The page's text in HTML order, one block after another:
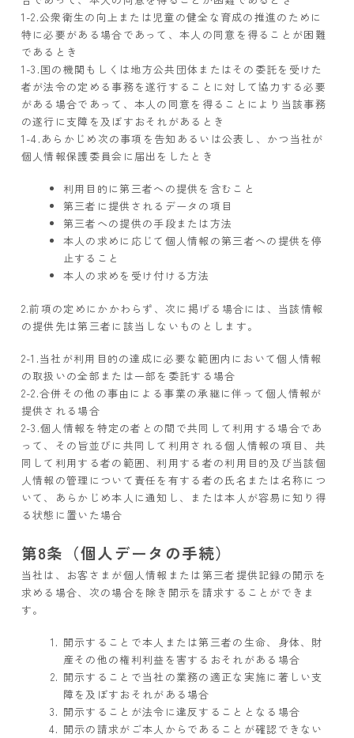
1-2.公衆衛生の向上または児童の健全な育成の推進のために
特に必要がある場合であって、本人の同意を得ることが困難
であるとき
1-3.国の機関もしくは地方公共団体またはその委託を受けた
者が法令の定める事務を遂行することに対して協力する必要
がある場合であって、本人の同意を得ることにより当該事務
の遂行に支障を及ぼすおそれがあるとき
1-4.あらかじめ次の事項を告知あるいは公表し、かつ当社が
個人情報保護委員会に届出をしたとき
利用目的に第三者への提供を含むこと
第三者に提供されるデータの項目
第三者への提供の手段または方法
本人の求めに応じて個人情報の第三者への提供を停
止すること
本人の求めを受け付ける方法
2.前項の定めにかかわらず、次に掲げる場合には、当該情報
の提供先は第三者に該当しないものとします。
2-1.当社が利用目的の達成に必要な範囲内において個人情報
の取扱いの全部または一部を委託する場合
2-2.合併その他の事由による事業の承継に伴って個人情報が
提供される場合
2-3.個人情報を特定の者との間で共同して利用する場合であ
って、その旨並びに共同して利用される個人情報の項目、共
同して利用する者の範囲、利用する者の利用目的及び当該個
人情報の管理について責任を有する者の氏名または名称につ
いて、あらかじめ本人に通知し、または本人が容易に知り得
る状態に置いた場合
第8条（個人データの手続）
当社は、お客さまが個人情報または第三者提供記録の開示を
求める場合、次の場合を除き開示を請求することができま
す。
開示することで本人または第三者の生命、身体、財
産その他の権利利益を害するおそれがある場合
開示することで当社の業務の適正な実施に著しい支
障を及ぼすおそれがある場合
開示することが法令に違反することとなる場合
開示の請求がご本人からであることが確認できない